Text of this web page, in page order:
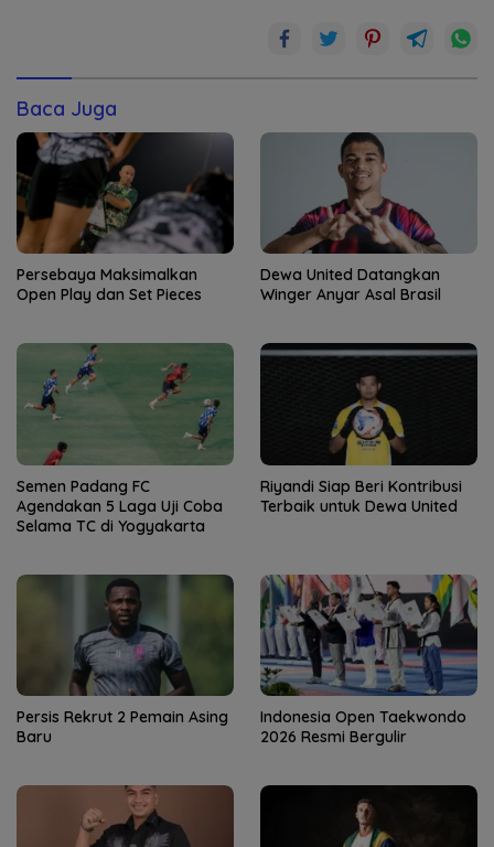
Baca Juga
Persebaya Maksimalkan
Open Play dan Set Pieces
Dewa United Datangkan
Winger Anyar Asal Brasil
Semen Padang FC
Agendakan 5 Laga Uji Coba
Selama TC di Yogyakarta
Riyandi Siap Beri Kontribusi
Terbaik untuk Dewa United
Persis Rekrut 2 Pemain Asing
Baru
Indonesia Open Taekwondo
2026 Resmi Bergulir